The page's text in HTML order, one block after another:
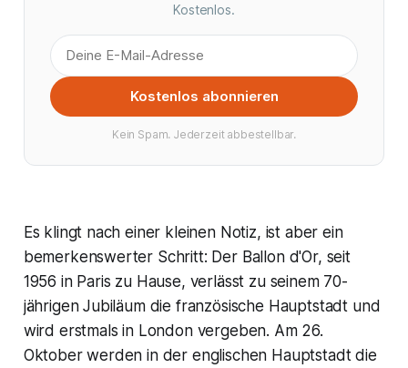
Kostenlos.
Kostenlos abonnieren
Kein Spam. Jederzeit abbestellbar.
Es klingt nach einer kleinen Notiz, ist aber ein
bemerkenswerter Schritt: Der Ballon d'Or, seit
1956 in Paris zu Hause, verlässt zu seinem 70-
jährigen Jubiläum die französische Hauptstadt und
wird erstmals in London vergeben. Am 26.
Oktober werden in der englischen Hauptstadt die